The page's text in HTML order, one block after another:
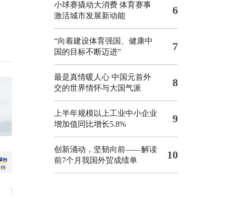
小球赛撬动大消费 体育赛事
激活城市发展新动能
6
“向着建设体育强国、健康中
国的目标不断迈进”
7
最是真情暖人心 中国元首外
交的世界情怀与大国气派
8
上半年规模以上工业中小企业
增加值同比增长5.8%
9
创新涌动，坚韧向前——解读
前7个月我国外贸成绩单
10